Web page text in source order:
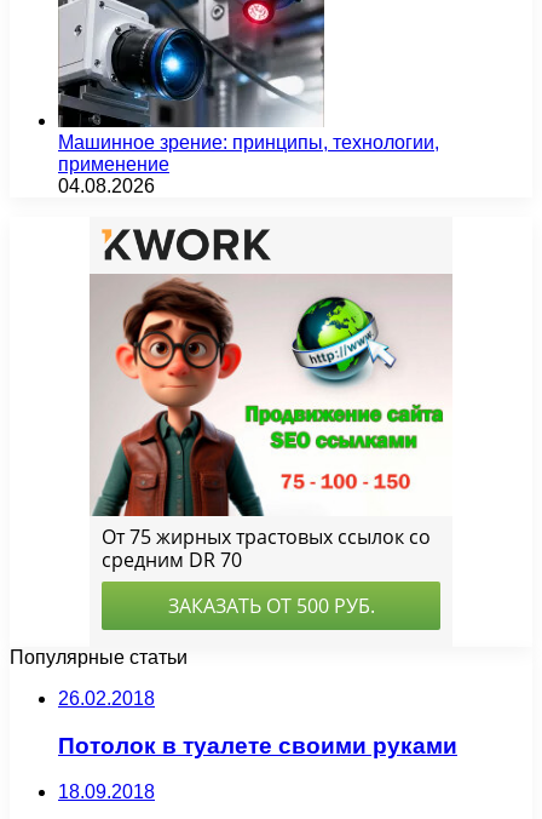
Машинное зрение: принципы, технологии,
применение
04.08.2026
Популярные статьи
26.02.2018
Потолок в туалете своими руками
18.09.2018